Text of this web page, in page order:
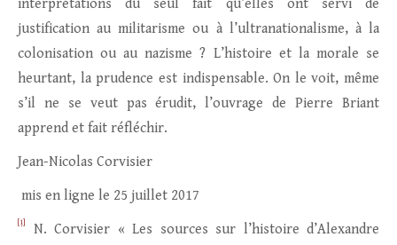
interprétations du seul fait qu’elles ont servi de
justification au militarisme ou à l’ultranationalisme, à la
colonisation ou au nazisme ? L’histoire et la morale se
heurtant, la prudence est indispensable. On le voit, même
s’il ne se veut pas érudit, l’ouvrage de Pierre Briant
apprend et fait réfléchir.
Jean-Nicolas Corvisier
mis en ligne le 25 juillet 2017
[1]
N. Corvisier « Les sources sur l’histoire d’Alexandre